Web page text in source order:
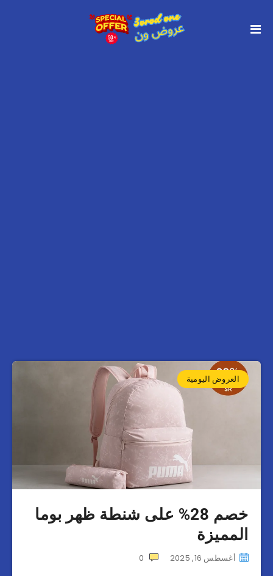
العروض اليومية
خصم 28% على شنطة ظهر بوما
المميزة
أغسطس 16, 2025 0